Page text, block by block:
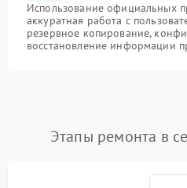
Использование официальных
аккуратная работа с
резервное копирование,
восстановление информации
Этапы ремонта в